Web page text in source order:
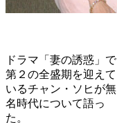
ドラマ「妻の誘惑」で
第２の全盛期を迎えて
いるチャン・ソヒが無
名時代について語っ
た。